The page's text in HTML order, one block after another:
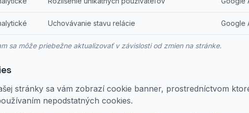
Uchovávanie stavu relácie Google
sa môže priebežne aktualizovať v závislosti od zmien na stránke.
stránky sa vám zobrazí cookie banner, prostredníctvom
nepodstatných cookies.